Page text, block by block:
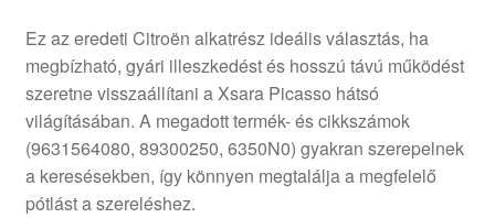
Ez az eredeti Citroën alkatrész ideális választás, ha
megbízható, gyári illeszkedést és hosszú távú működést
szeretne visszaállítani a Xsara Picasso hátsó
világításában. A megadott termék- és cikkszámok
(9631564080, 89300250, 6350N0) gyakran szerepelnek
a keresésekben, így könnyen megtalálja a megfelelő
pótlást a szereléshez.